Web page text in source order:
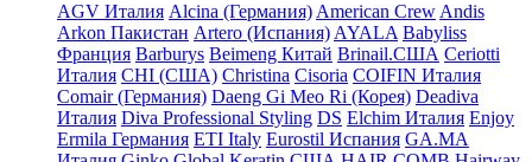
AGV Италия Alcina (Германия) American Crew Andis
Arkon Пакистан Artero (Испания) AYALA Babyliss
Франция Barburys Beimeng Китай Brinail.США Ceriotti
Италия CHI (США) Christina Cisoria COIFIN Италия
Comair (Германия) Daeng Gi Meo Ri (Корея) Deadiva
Италия Diva Professional Styling DS Elchim Италия Enjoy
Ermila Германия ETI Italy Eurostil Испания GA.MA